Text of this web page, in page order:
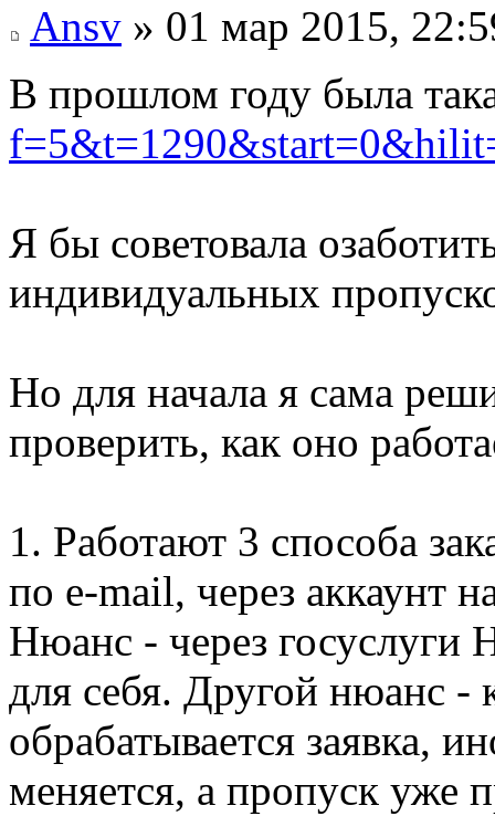
Ansv » 01 мар 2015,
В прошлом году была
Я бы советовала
индивидуальных
Но для начала я сама
проверить, как оно
1. Работают 3 способа
по e-mail, через аккаунт
Нюанс - через госуслуги
для себя. Другой нюанс -
обрабатывается заявка,
меняется, а пропуск уже